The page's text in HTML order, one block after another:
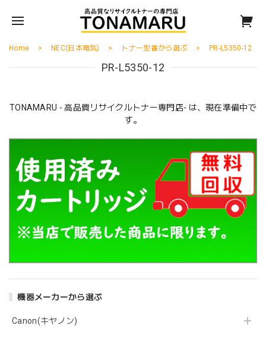
機器メーカーから選ぶ
Canon(キヤノン)
Home NEC(日本電気) トナー型番から選ぶ PR-L5350-12
PR-L5350-12
TONAMARU - 高品質リサイクルトナー専門店- は、現在準備中で
す。